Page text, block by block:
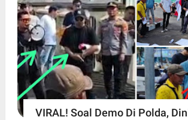
VIRAL! Soal Demo Di Polda,